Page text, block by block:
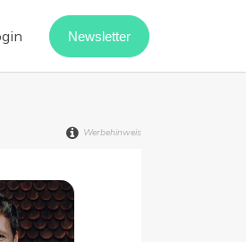
Newsletter
Software Werbehinweis